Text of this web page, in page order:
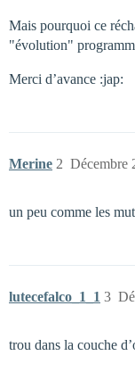
Mais pourquoi ce
"évolution"
Merci d’avance :jap:
Merine Décembre
2
un peu comme les
lutecefalco_1_1 3
trou dans la couche